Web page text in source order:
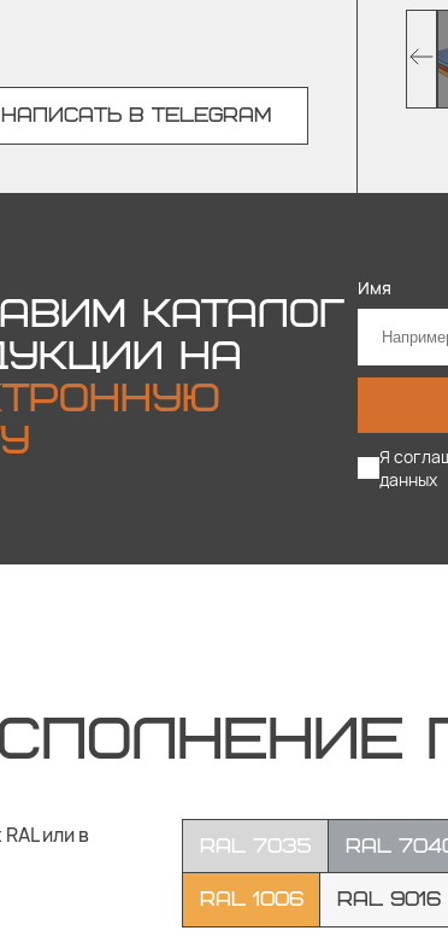
НАПИСАТЬ В TELEGRAM
КАТАЛОГ
НА
Имя
Я
данных
или в
RAL 7035 RAL
RAL 1006 RAL 9016